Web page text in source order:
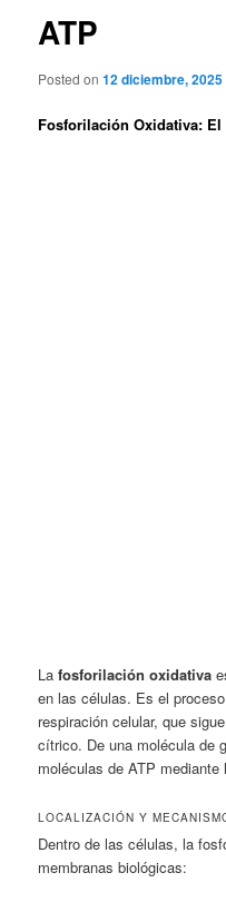
ATP
Posted on12 diciembre, 2025
Fosforilación Oxidativa:
Lafosforilación oxidativa
en las células. Es el
respiración celular, que
cítrico. De una molécula de
moléculas de ATP
LOCALIZACIÓN Y
Dentro de las células, la
membranas biológicas: